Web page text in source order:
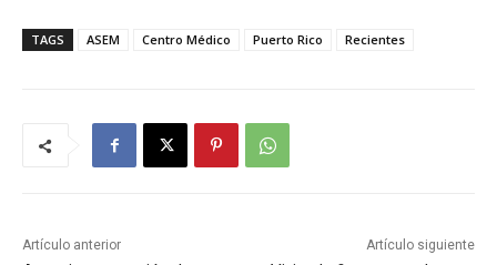
TAGS ASEM Centro Médico Puerto Rico Recientes
Artículo anterior Artículo siguiente